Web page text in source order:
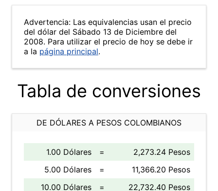
Advertencia: Las equivalencias usan el precio
del dólar del Sábado 13 de Diciembre del
2008. Para utilizar el precio de hoy se debe ir
a la página principal.
Tabla de conversiones
DE DÓLARES A PESOS COLOMBIANOS
1.00 Dólares =
2,273.24 Pesos
5.00 Dólares
=
11,366.20 Pesos
10.00 Dólares
=
22,732.40 Pesos